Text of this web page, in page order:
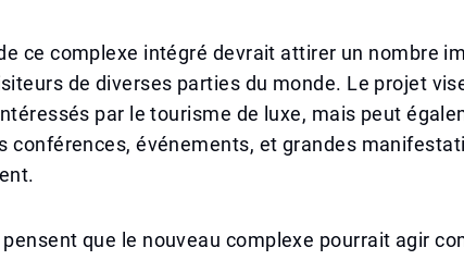
ce complexe intégré devrait attirer un nombre
de diverses parties du monde. Le projet
par le tourisme de luxe, mais peut
conférences, événements, et grandes
que le nouveau complexe pourrait agir